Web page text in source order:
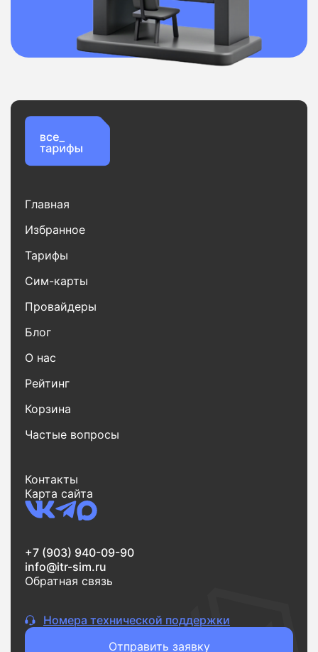
Главная
Избранное
Тарифы
Сим-карты
Провайдеры
Блог
О нас
Рейтинг
Корзина
Частые вопросы
Контакты
Карта сайта
+7 (903) 940-09-90
info@itr-sim.ru
Обратная связь
Номера технической поддержки
Отправить заявку